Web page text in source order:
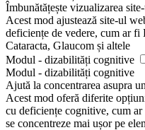
Îmbunătățește vizualizarea
Acest mod ajustează site-ul
deficiențe de vedere, cum ar
Cataracta, Glaucom și altele
Modul - dizabilități cognitive
Modul - dizabilități cognitive
Ajută la concentrarea asupra
Acest mod oferă diferite
cu deficiențe cognitive, cum
se concentreze mai ușor pe